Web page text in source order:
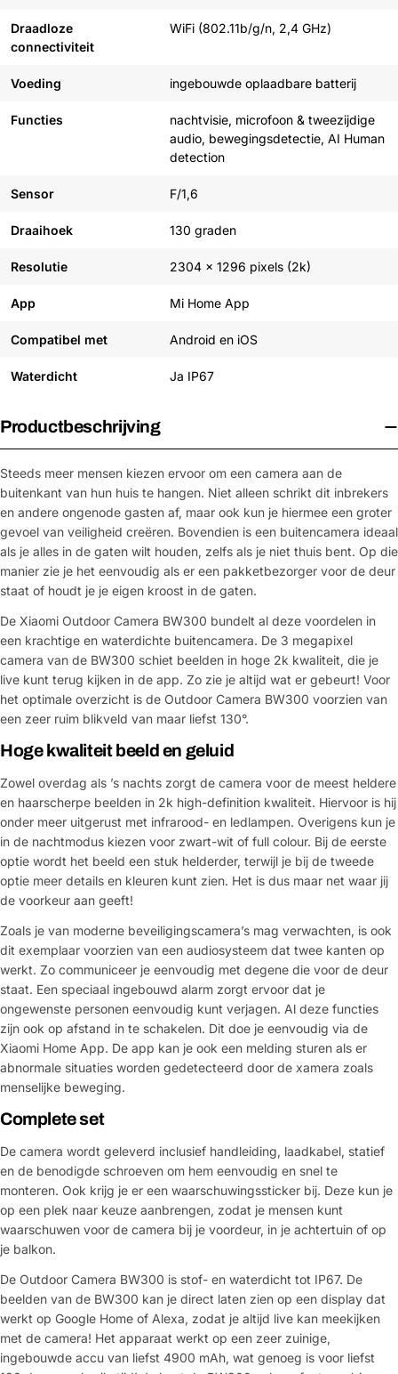
Draadloze
connectiviteit
WiFi (802.11b/g/n, 2,4 GHz)
Voeding ingebouwde oplaadbare batterij
Functies
nachtvisie, microfoon & tweezijdige
audio, bewegingsdetectie, AI Human
detection
Sensor F/1,6
Draaihoek 130 graden
Resolutie 2304 x 1296 pixels (2k)
App Mi Home App
Compatibel met Android en iOS
Waterdicht Ja IP67
Productbeschrijving
Steeds meer mensen kiezen ervoor om een camera aan de
buitenkant van hun huis te hangen. Niet alleen schrikt dit inbrekers
en andere ongenode gasten af, maar ook kun je hiermee een groter
gevoel van veiligheid creëren. Bovendien is een buitencamera ideaal
als je alles in de gaten wilt houden, zelfs als je niet thuis bent. Op die
manier zie je het eenvoudig als er een pakketbezorger voor de deur
staat of houdt je je eigen kroost in de gaten.
De Xiaomi Outdoor Camera BW300 bundelt al deze voordelen in
een krachtige en waterdichte buitencamera. De 3 megapixel
camera van de BW300 schiet beelden in hoge 2k kwaliteit, die je
live kunt terug kijken in de app. Zo zie je altijd wat er gebeurt! Voor
het optimale overzicht is de Outdoor Camera BW300 voorzien van
een zeer ruim blikveld van maar liefst 130°.
Hoge kwaliteit beeld en geluid
Zowel overdag als ’s nachts zorgt de camera voor de meest heldere
en haarscherpe beelden in 2k high-definition kwaliteit. Hiervoor is hij
onder meer uitgerust met infrarood- en ledlampen. Overigens kun je
in de nachtmodus kiezen voor zwart-wit of full colour. Bij de eerste
optie wordt het beeld een stuk helderder, terwijl je bij de tweede
optie meer details en kleuren kunt zien. Het is dus maar net waar jij
de voorkeur aan geeft!
Zoals je van moderne beveiligingscamera’s mag verwachten, is ook
dit exemplaar voorzien van een audiosysteem dat twee kanten op
werkt. Zo communiceer je eenvoudig met degene die voor de deur
staat. Een speciaal ingebouwd alarm zorgt ervoor dat je
ongewenste personen eenvoudig kunt verjagen. Al deze functies
zijn ook op afstand in te schakelen. Dit doe je eenvoudig via de
Xiaomi Home App. De app kan je ook een melding sturen als er
abnormale situaties worden gedetecteerd door de xamera zoals
menselijke beweging.
Complete set
De camera wordt geleverd inclusief handleiding, laadkabel, statief
en de benodigde schroeven om hem eenvoudig en snel te
monteren. Ook krijg je er een waarschuwingssticker bij. Deze kun je
op een plek naar keuze aanbrengen, zodat je mensen kunt
waarschuwen voor de camera bij je voordeur, in je achtertuin of op
je balkon.
De Outdoor Camera BW300 is stof- en waterdicht tot IP67. De
beelden van de BW300 kan je direct laten zien op een display dat
werkt op Google Home of Alexa, zodat je altijd live kan meekijken
met de camera! Het apparaat werkt op een zeer zuinige,
ingebouwde accu van liefst 4900 mAh, wat genoeg is voor liefst